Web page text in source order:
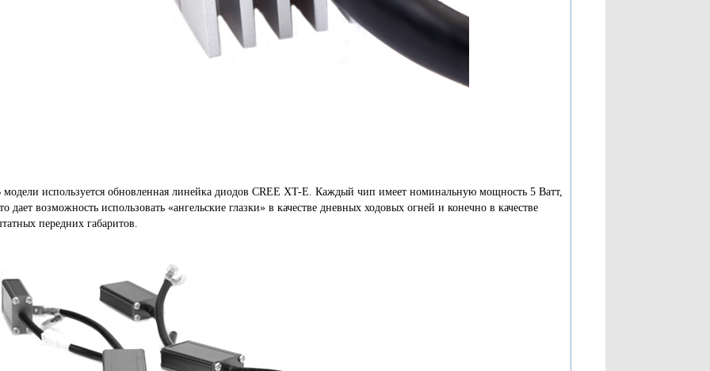
модели используется обновленная линейка диодов CREE XT-E. Каждый чип имеет номинальную мощность 5 Ватт,
дает возможность использовать «ангельские глазки» в качестве дневных ходовых огней и конечно в качестве
передних габаритов.